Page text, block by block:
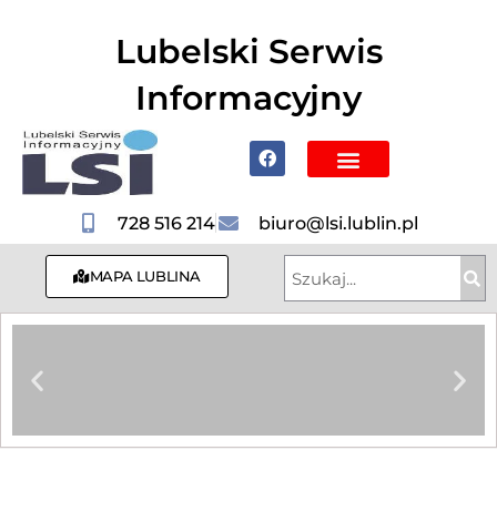
Lubelski Serwis
Informacyjny
728 516 214 biuro@lsi.lublin.pl
MAPA LUBLINA